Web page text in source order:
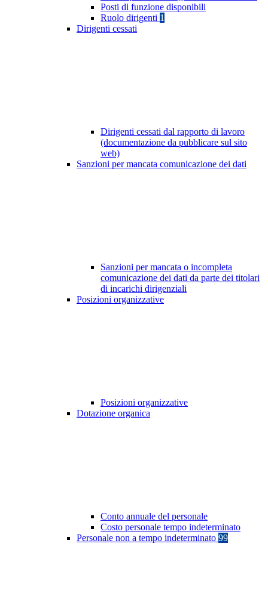
Posti di funzione disponibili
Ruolo dirigenti 1
Dirigenti cessati
Dirigenti cessati dal rapporto di lavoro
(documentazione da pubblicare sul sito
web)
Sanzioni per mancata comunicazione dei dati
Sanzioni per mancata o incompleta
comunicazione dei dati da parte dei titolari
di incarichi dirigenziali
Posizioni organizzative
Posizioni organizzative
Dotazione organica
Conto annuale del personale
Costo personale tempo indeterminato
Personale non a tempo indeterminato 99